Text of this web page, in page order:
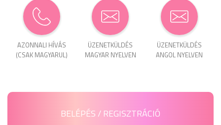
AZONNALI HÍVÁS
(CSAK MAGYARUL)
ÜZENET­KÜLDÉS
MAGYAR NYELVEN
ÜZENET­KÜLDÉS
ANGOL NYELVEN
BELÉPÉS / REGISZTRÁCIÓ